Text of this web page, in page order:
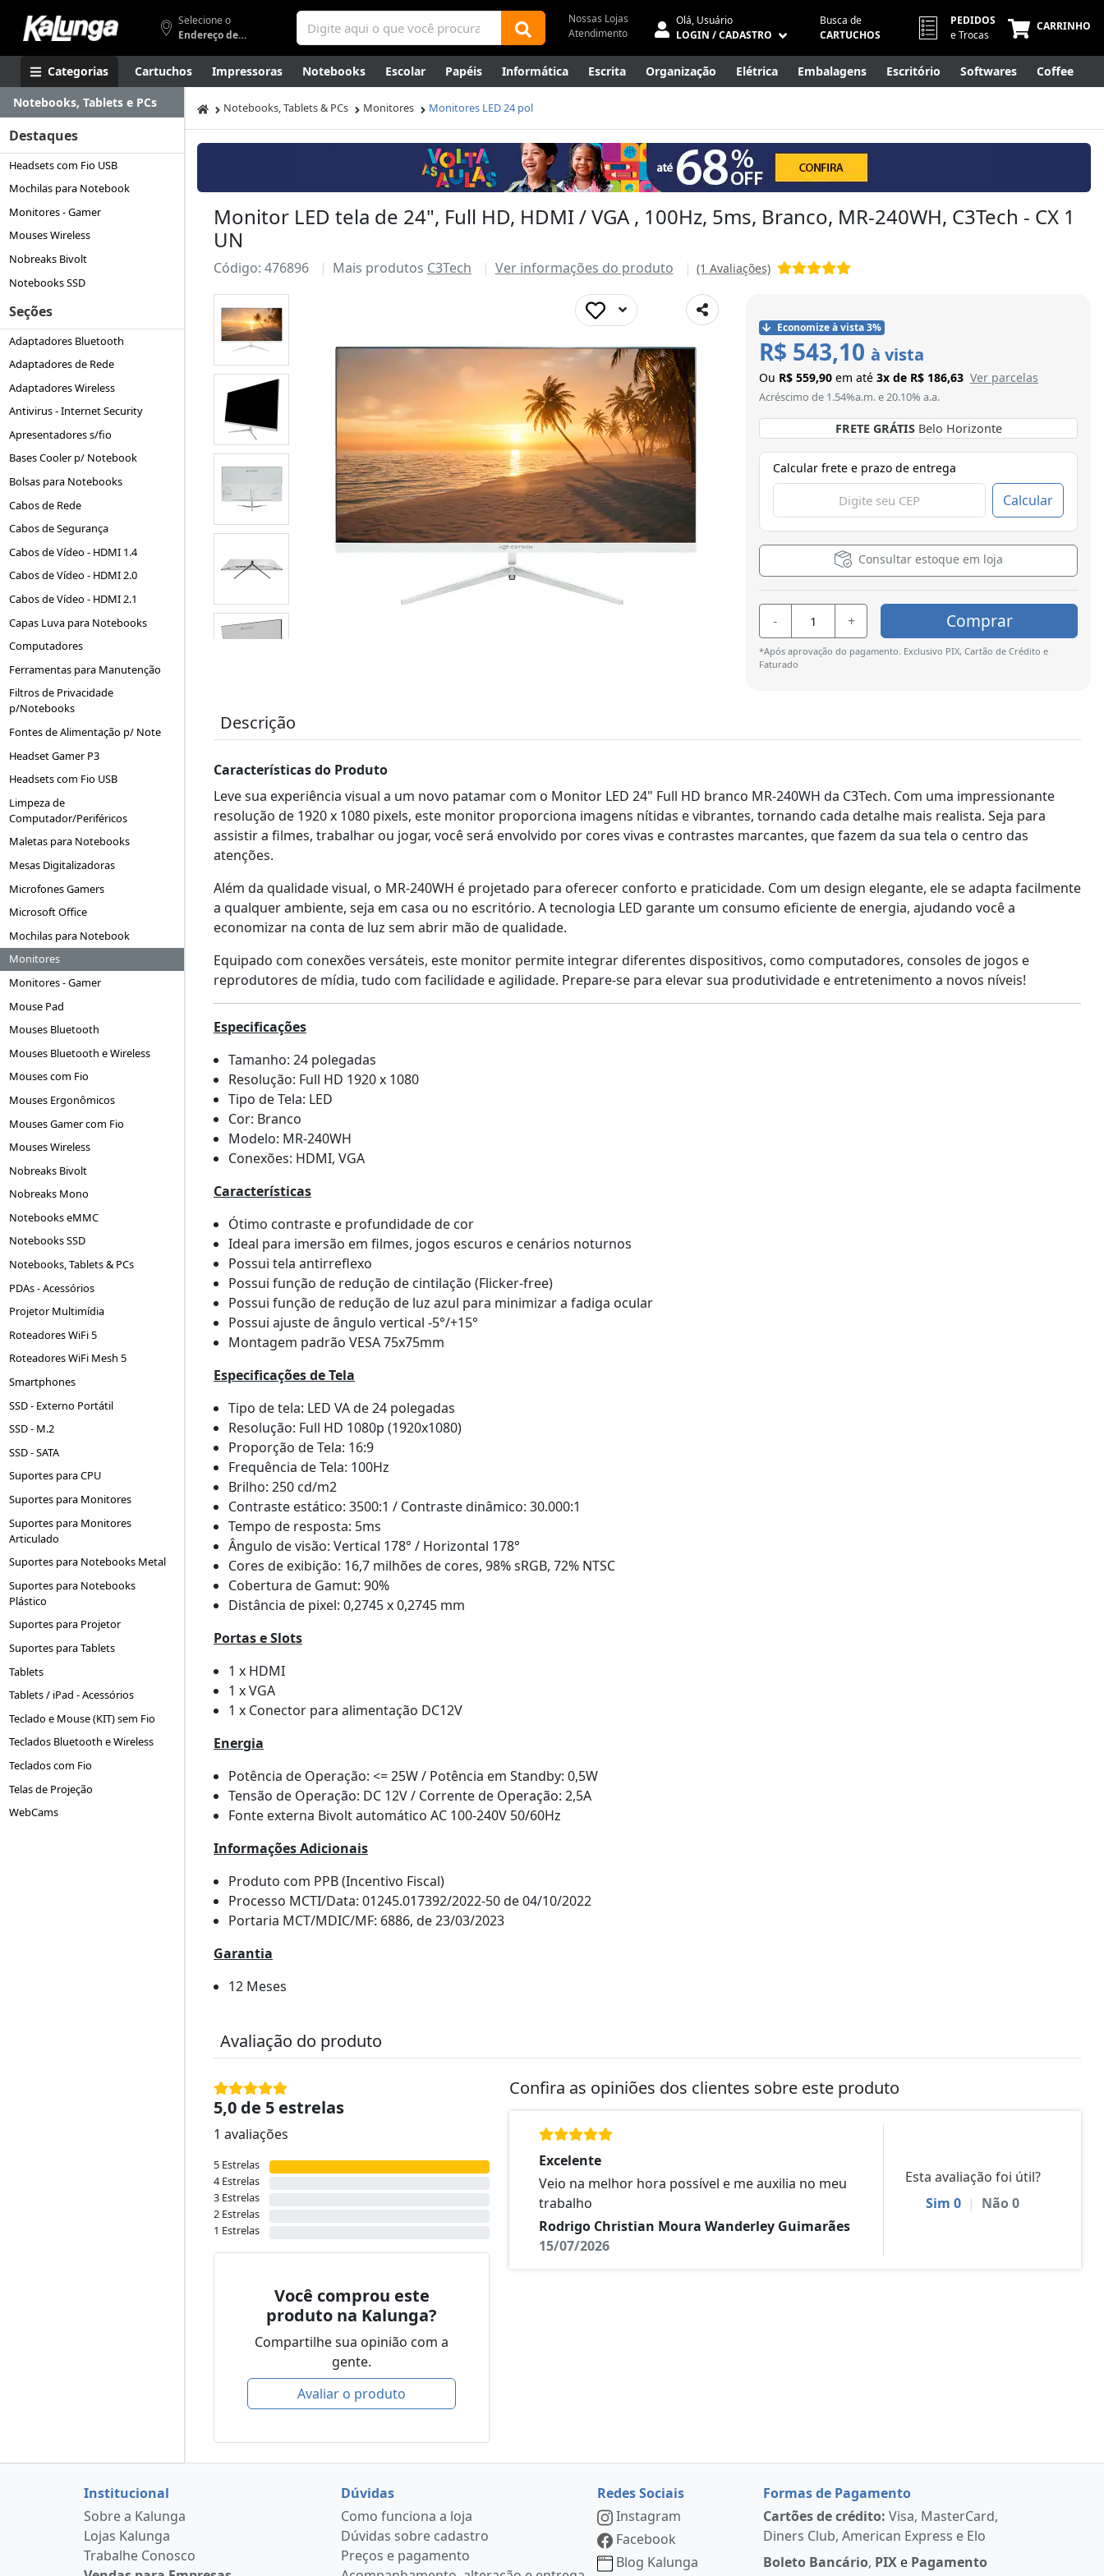
Selecione o
Endereço de entrega
Nossas Lojas
Atendimento
Olá, Usuário
LOGIN / CADASTRO
Busca de
CARTUCHOS
PEDIDOS
e Trocas
CARRINHO
Categorias Cartuchos Impressoras Notebooks Escolar Papéis Informática Escrita Organização Elétrica Embalagens Escritório Softwares Coffee
Apresentação Smartphones Artes Gamers Higiene Mídias Envelopes
Canetas Luxo
Outlet
Notebooks, Tablets e PCs
Destaques
Headsets com Fio USB
Mochilas para Notebook
Monitores - Gamer
Mouses Wireless
Nobreaks Bivolt
Notebooks SSD
Seções
Adaptadores Bluetooth
Adaptadores de Rede
Adaptadores Wireless
Antivirus - Internet Security
Apresentadores s/fio
Bases Cooler p/ Notebook
Bolsas para Notebooks
Cabos de Rede
Cabos de Segurança
Cabos de Vídeo - HDMI 1.4
Cabos de Vídeo - HDMI 2.0
Cabos de Vídeo - HDMI 2.1
Capas Luva para Notebooks
Computadores
Ferramentas para Manutenção
Filtros de Privacidade
p/Notebooks
Fontes de Alimentação p/ Note
Headset Gamer P3
Headsets com Fio USB
Limpeza de
Computador/Periféricos
Maletas para Notebooks
Mesas Digitalizadoras
Microfones Gamers
Microsoft Office
Mochilas para Notebook
Monitores
Monitores - Gamer
Mouse Pad
Mouses Bluetooth
Mouses Bluetooth e Wireless
Mouses com Fio
Mouses Ergonômicos
Mouses Gamer com Fio
Mouses Wireless
Nobreaks Bivolt
Nobreaks Mono
Notebooks eMMC
Notebooks SSD
Notebooks, Tablets & PCs
PDAs - Acessórios
Projetor Multimídia
Roteadores WiFi 5
Roteadores WiFi Mesh 5
Smartphones
SSD - Externo Portátil
SSD - M.2
SSD - SATA
Suportes para CPU
Suportes para Monitores
Suportes para Monitores
Articulado
Suportes para Notebooks Metal
Suportes para Notebooks
Plástico
Suportes para Projetor
Suportes para Tablets
Tablets
Tablets / iPad - Acessórios
Teclado e Mouse (KIT) sem Fio
Teclados Bluetooth e Wireless
Teclados com Fio
Telas de Projeção
WebCams
Notebooks, Tablets & PCs Monitores Monitores LED 24 pol
Monitor LED tela de 24", Full HD, HDMI / VGA , 100Hz, 5ms, Branco, MR-240WH, C3Tech - CX 1
UN
Código: 476896 Mais produtos C3Tech Ver informações do produto (1 Avaliações)
Economize à vista 3%
R$ 543,10 à vista
Ou R$ 559,90 em até 3x de R$ 186,63 Ver parcelas
Acréscimo de 1.54%a.m. e 20.10% a.a.
FRETE GRÁTIS Brasília
Calcular frete e prazo de entrega
Calcular
Consultar estoque em loja
- + Comprar
*Após aprovação do pagamento. Exclusivo PIX, Cartão de Crédito e
Faturado
Descrição
Características do Produto
Leve sua experiência visual a um novo patamar com o Monitor LED 24" Full HD branco MR-240WH da C3Tech. Com uma impressionante
resolução de 1920 x 1080 pixels, este monitor proporciona imagens nítidas e vibrantes, tornando cada detalhe mais realista. Seja para
assistir a filmes, trabalhar ou jogar, você será envolvido por cores vivas e contrastes marcantes, que fazem da sua tela o centro das
atenções.
Além da qualidade visual, o MR-240WH é projetado para oferecer conforto e praticidade. Com um design elegante, ele se adapta facilmente
a qualquer ambiente, seja em casa ou no escritório. A tecnologia LED garante um consumo eficiente de energia, ajudando você a
economizar na conta de luz sem abrir mão de qualidade.
Equipado com conexões versáteis, este monitor permite integrar diferentes dispositivos, como computadores, consoles de jogos e
reprodutores de mídia, tudo com facilidade e agilidade. Prepare-se para elevar sua produtividade e entretenimento a novos níveis!
Especificações
Tamanho: 24 polegadas
Resolução: Full HD 1920 x 1080
Tipo de Tela: LED
Cor: Branco
Modelo: MR-240WH
Conexões: HDMI, VGA
Características
Ótimo contraste e profundidade de cor
Ideal para imersão em filmes, jogos escuros e cenários noturnos
Possui tela antirreflexo
Possui função de redução de cintilação (Flicker-free)
Possui função de redução de luz azul para minimizar a fadiga ocular
Possui ajuste de ângulo vertical -5°/+15°
Montagem padrão VESA 75x75mm
Especificações de Tela
Tipo de tela: LED VA de 24 polegadas
Resolução: Full HD 1080p (1920x1080)
Proporção de Tela: 16:9
Frequência de Tela: 100Hz
Brilho: 250 cd/m2
Contraste estático: 3500:1 / Contraste dinâmico: 30.000:1
Tempo de resposta: 5ms
Ângulo de visão: Vertical 178° / Horizontal 178°
Cores de exibição: 16,7 milhões de cores, 98% sRGB, 72% NTSC
Cobertura de Gamut: 90%
Distância de pixel: 0,2745 x 0,2745 mm
Portas e Slots
1 x HDMI
1 x VGA
1 x Conector para alimentação DC12V
Energia
Potência de Operação: <= 25W / Potência em Standby: 0,5W
Tensão de Operação: DC 12V / Corrente de Operação: 2,5A
Fonte externa Bivolt automático AC 100-240V 50/60Hz
Informações Adicionais
Produto com PPB (Incentivo Fiscal)
Processo MCTI/Data: 01245.017392/2022-50 de 04/10/2022
Portaria MCT/MDIC/MF: 6886, de 23/03/2023
Garantia
12 Meses
Avaliação do produto
5,0 de 5 estrelas
1 avaliações
5 Estrelas
4 Estrelas
3 Estrelas
2 Estrelas
1 Estrelas
Você comprou este
produto na Kalunga?
Compartilhe sua opinião com a
gente.
Avaliar o produto
Confira as opiniões dos clientes sobre este produto
Excelente
Veio na melhor hora possível e me auxilia no meu
trabalho
Rodrigo Christian Moura Wanderley Guimarães
15/07/2026
Esta avaliação foi útil?
Sim 0 | Não0
Institucional
Sobre a Kalunga
Lojas Kalunga
Trabalhe Conosco
Dúvidas
Como funciona a loja
Dúvidas sobre cadastro
Preços e pagamento
Redes Sociais
Instagram
Facebook
Blog Kalunga
Formas de Pagamento
Cartões de crédito: Visa, MasterCard,
Diners Club, American Express e Elo
Boleto Bancário, PIX e Pagamento